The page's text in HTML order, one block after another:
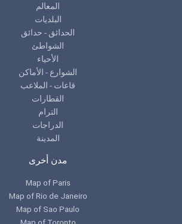
المعالم
البلديات
الحدائق - حدائق
الشواطئ
الأحياء
الشوارع - الأماكن
قاعات - الملاعب
القطارات
الترام
الدراجات
المدينة
مدن أخرى
Map of Paris
Map of Rio de Janeiro
Map of Sao Paulo
Map of Toronto